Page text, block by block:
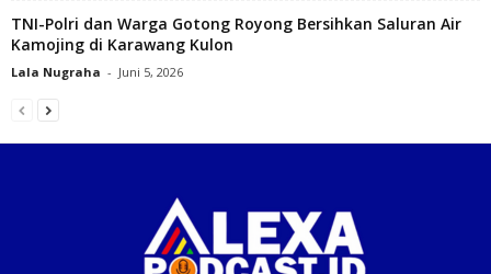
‎TNI-Polri dan Warga Gotong Royong Bersihkan Saluran Air
Kamojing di Karawang Kulon
Lala Nugraha - Juni 5, 2026